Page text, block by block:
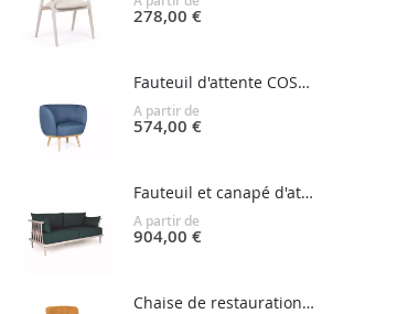
278,00 €
Fauteuil d'attente COSMO
A partir de
574,00 €
Fauteuil et canapé d'attente NATURE
A partir de
904,00 €
Chaise de restauration MALIN